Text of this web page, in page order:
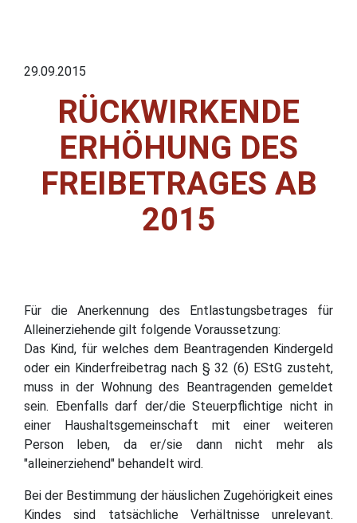
29.09.2015
RÜCKWIRKENDE
ERHÖHUNG DES
FREIBETRAGES AB
2015
Für die Anerkennung des Entlastungsbetrages für
Alleinerziehende gilt folgende Voraussetzung:
Das Kind, für welches dem Beantragenden Kindergeld
oder ein Kinderfreibetrag nach § 32 (6) EStG zusteht,
muss in der Wohnung des Beantragenden gemeldet
sein. Ebenfalls darf der/die Steuerpflichtige nicht in
einer Haushaltsgemeinschaft mit einer weiteren
Person leben, da er/sie dann nicht mehr als
"alleinerziehend" behandelt wird.
Bei der Bestimmung der häuslichen Zugehörigkeit eines
Kindes sind tatsächliche Verhältnisse unrelevant.